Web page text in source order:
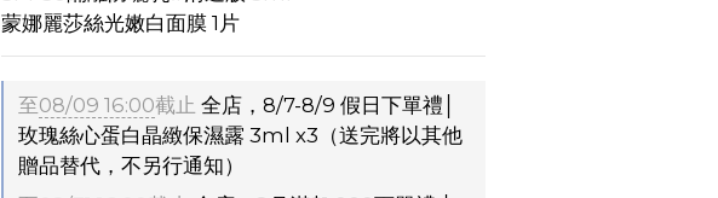
蒙娜麗莎絲光嫩白面膜 1片
至08/09 16:00截止 全店，8/7-8/9 假日下單禮│
玫瑰絲心蛋白晶緻保濕露 3ml x3（送完將以其他
贈品替代，不另行通知）